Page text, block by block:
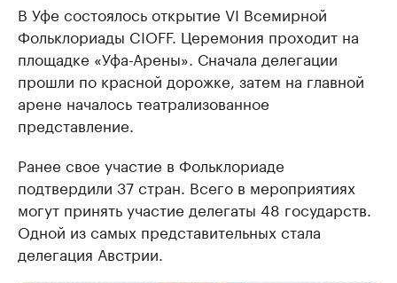
В Уфе состоялось открытие VI Всемирной
Фольклориады CIOFF. Церемония проходит на
площадке «Уфа-Арены». Сначала делегации
прошли по красной дорожке, затем на главной
арене началось театрализованное
представление.
Ранее свое участие в Фольклориаде
подтвердили 37 стран. Всего в мероприятиях
могут принять участие делегаты 48 государств.
Одной из самых представительных стала
делегация Австрии.